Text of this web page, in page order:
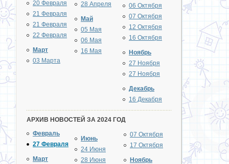
20 Февраля
21 Февраля
21 Февраля
22 Февраля
Март
03 Марта
28 Апреля
Май
05 Мая
06 Мая
16 Мая
06 Октября
07 Октября
12 Октября
16 Октября
Ноябрь
27 Ноября
27 Ноября
Декабрь
16 Декабря
АРХИВ НОВОСТЕЙ ЗА 2024 ГОД
Февраль
27 Февраля
Март
Июнь
24 Июня
28 Июня
07 Октября
17 Октября
Ноябрь